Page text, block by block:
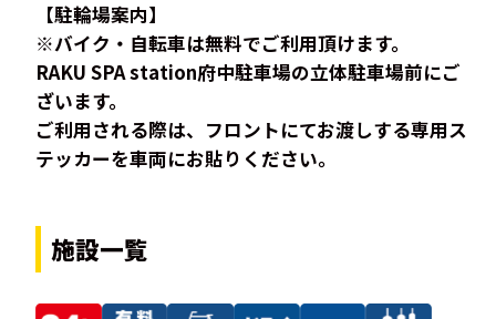
【駐輪場案内】
※バイク・自転車は無料でご利用頂けます。
RAKU SPA station府中駐車場の立体駐車場前にご
ざいます。
ご利用される際は、フロントにてお渡しする専用ス
テッカーを車両にお貼りください。
施設一覧